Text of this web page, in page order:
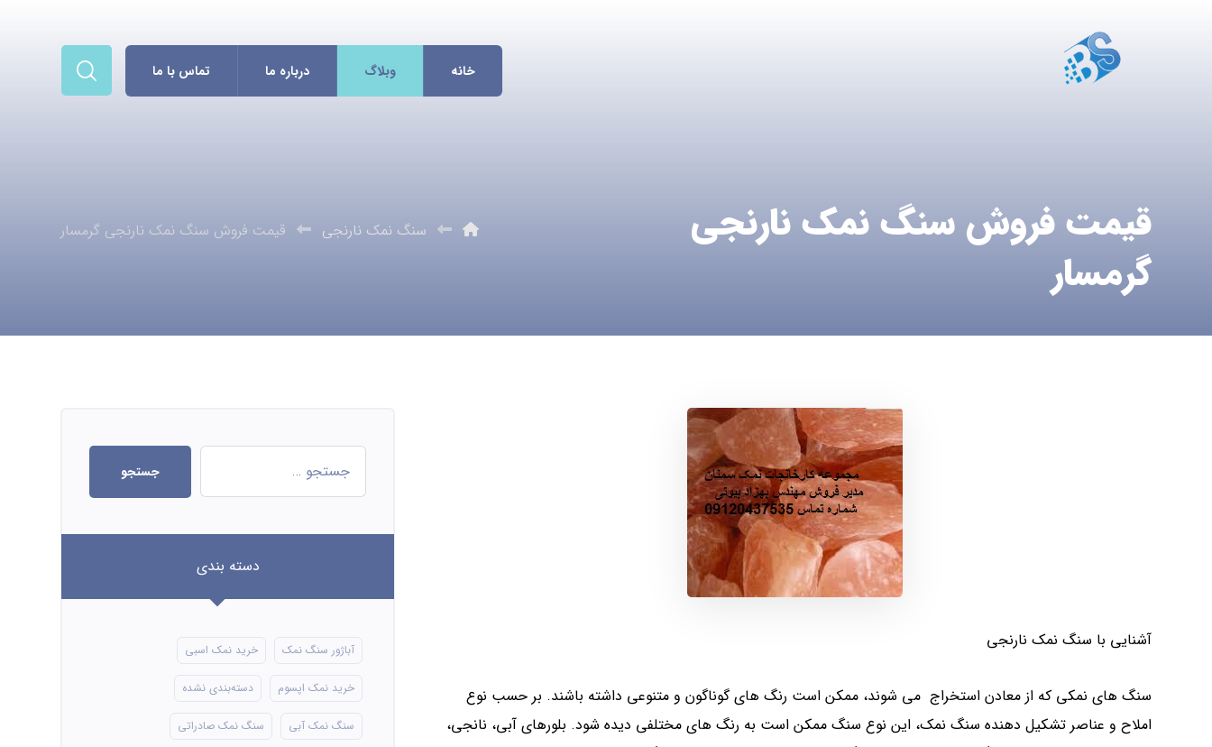
خانه وبلاگ درباره ما تماس با ما
قیمت فروش سنگ نمک نارنجی
گرمسار
سنگ نمک نارنجی قیمت فروش سنگ نمک نارنجی گرمسار
آشنایی با سنگ نمک نارنجی
سنگ های نمکی که از معادن استخراج می شوند، ممکن است رنگ های گوناگون و متنوعی داشته باشند. بر حسب نوع
املاح و عناصر تشکیل دهنده سنگ نمک، این نوع سنگ ممکن است به رنگ های مختلفی دیده شود. بلورهای آبی، نانجی،
جستجو
دسته بندی
آباژور سنگ نمک خرید نمک اسبی
خرید نمک اپسوم دسته‌بندی نشده
سنگ نمک آبی سنگ نمک صادراتی